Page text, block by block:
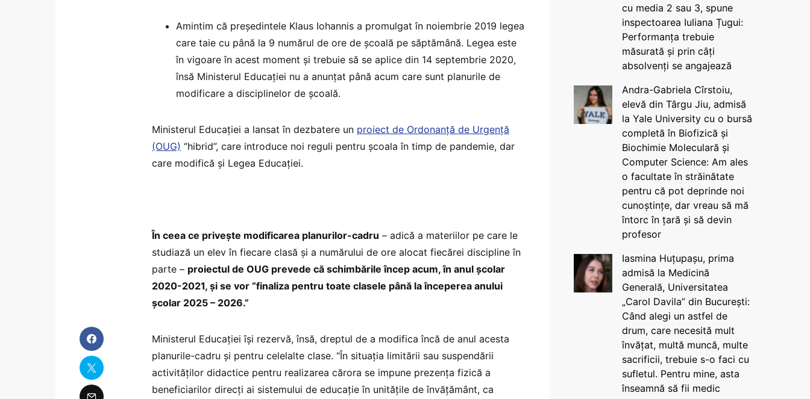
Amintim că președintele Klaus Iohannis a promulgat în noiembrie 2019 legea
care taie cu până la 9 numărul de ore de școală pe săptămână. Legea este
în vigoare în acest moment și trebuie să se aplice din 14 septembrie 2020,
însă Ministerul Educației nu a anunțat până acum care sunt planurile de
modificare a disciplinelor de școală.
Ministerul Educației a lansat în dezbatere un proiect de Ordonanță de Urgență
(OUG) “hibrid”, care introduce noi reguli pentru școala în timp de pandemie, dar
care modifică și Legea Educației.
În ceea ce privește modificarea planurilor-cadru – adică a materiilor pe care le
studiază un elev în fiecare clasă și a numărului de ore alocat fiecărei discipline în
parte – proiectul de OUG prevede că schimbările încep acum, în anul școlar
2020-2021, și se vor “finaliza pentru toate clasele până la începerea anului
școlar 2025 – 2026.”
Ministerul Educației își rezervă, însă, dreptul de a modifica încă de anul acesta
planurile-cadru și pentru celelalte clase. “În situația limitării sau suspendării
activităților didactice pentru realizarea cărora se impune prezența fizică a
beneficiarilor direcți ai sistemului de educație în unitățile de învățământ, ca
cu media 2 sau 3, spune
inspectoarea Iuliana Țugui:
Performanța trebuie
măsurată și prin câți
absolvenți se angajează
Andra-Gabriela Cîrstoiu,
elevă din Târgu Jiu, admisă
la Yale University cu o bursă
completă în Biofizică și
Biochimie Moleculară și
Computer Science: Am ales
o facultate în străinătate
pentru că pot deprinde noi
cunoștințe, dar vreau să mă
întorc în țară și să devin
profesor
Iasmina Huțupașu, prima
admisă la Medicină
Generală, Universitatea
„Carol Davila” din București:
Când alegi un astfel de
drum, care necesită mult
învățat, multă muncă, multe
sacrificii, trebuie s-o faci cu
sufletul. Pentru mine, asta
înseamnă să fii medic